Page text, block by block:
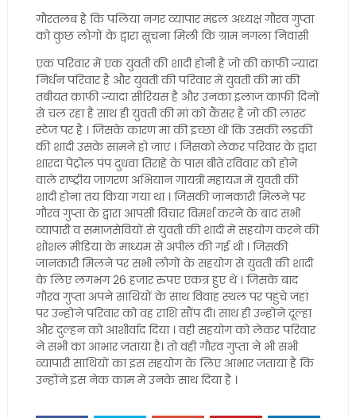
गौरतलब है कि पलिया नगर व्यापार मंडल अध्यक्ष गौरव गुप्ता
को कुछ लोगों के द्वारा सूचना मिली कि ग्राम नगला निवासी
एक परिवार में एक युवती की शादी होनी है जो की काफी ज्यादा
निर्धन परिवार है और युवती की परिवार में युवती की मां की
तबीयत काफी ज्यादा सीरियस है और उनका इलाज काफी दिनों
से चल रहा है साथ ही युवती की मां को कैंसर है जो की लास्ट
स्टेज पर है । जिसके कारण मां की इच्छा थी कि उसकी लड़की
की शादी उसके सामने हो जाए । जिसको लेकर परिवार के द्वारा
शारदा पेट्रोल पंप दुधवा तिराहे के पास बीते रविवार को होने
वाले राष्ट्रीय जागरण अभियान गायत्री महायज्ञ में युवती की
शादी होना तय किया गया था । जिसकी जानकारी मिलने पर
गौरव गुप्ता के द्वारा आपसी विचार विमर्श करने के बाद सभी
व्यापारी व समाजसेवियों से युवती की शादी में सहयोग करने की
शोशल मीडिया के माध्यम से अपील की गई थी । जिसकी
जानकारी मिलने पर सभी लोगों के सहयोग से युवती की शादी
के लिए लगभग 26 हजार रुपए एकत्र हुए थे । जिसके बाद
गौरव गुप्ता अपने साथियों के साथ विवाह स्थल पर पहुंचे जहां
पर उन्होंने परिवार को वह राशि सौंप दी। साथ ही उन्होंने दूल्हा
और दुल्हन को आशीर्वाद दिया । वही सहयोग को लेकर परिवार
ने सभी का आभार जताया है। तो वही गौरव गुप्ता ने भी सभी
व्यापारी साथियों का इस सहयोग के लिए आभार जताया है कि
उन्होंने इस नेक काम में उनके साथ दिया है ।